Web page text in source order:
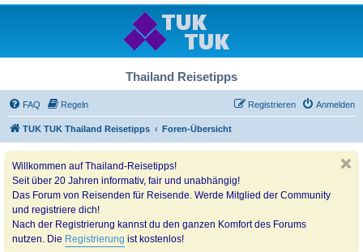
Thailand Reisetipps
FAQ Regeln Anmelden
Registrieren
TUK TUK Thailand Reisetipps Foren-Übersicht
Willkommen auf Thailand-Reisetipps!
Seit über 20 Jahren informativ, fair und unabhängig!
Das Forum von Reisenden für Reisende. Werde Mitglied der Community
und registriere dich!
Nach der Registrierung kannst du den ganzen Komfort des Forums
nutzen. Die Registrierung ist kostenlos!